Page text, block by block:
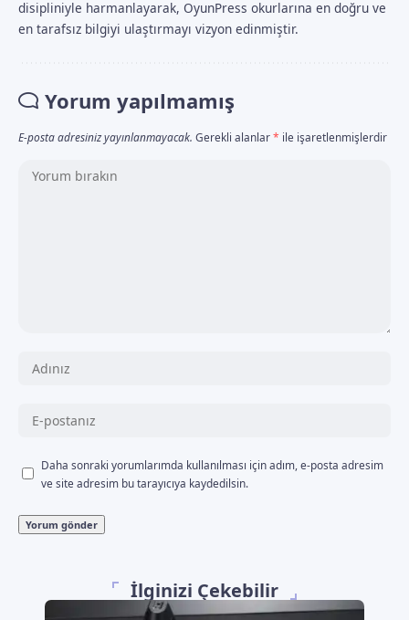
disipliniyle harmanlayarak, OyunPress okurlarına en doğru ve
en tarafsız bilgiyi ulaştırmayı vizyon edinmiştir.
Yorum yapılmamış
E-posta adresiniz yayınlanmayacak. Gerekli alanlar* ile işaretlenmişlerdir
Daha sonraki yorumlarımda kullanılması için adım, e-posta adresim
ve site adresim bu tarayıcıya kaydedilsin.
İlginizi Çekebilir